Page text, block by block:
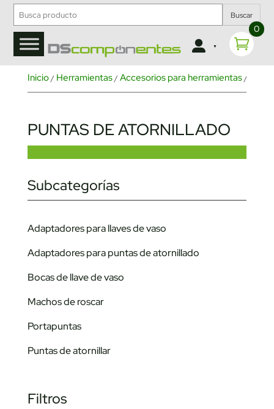
Buscar
0
Inicio/ Herramientas/ Accesorios para herramientas/ Puntas
PUNTAS DE ATORNILLADO
Subcategorías
Adaptadores para llaves de vaso
Adaptadores para puntas de atornillado
Bocas de llave de vaso
Machos de roscar
Portapuntas
Puntas de atornillar
Filtros